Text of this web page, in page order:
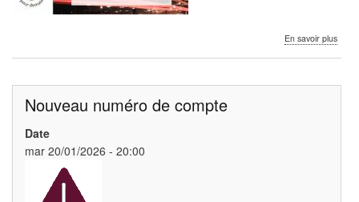
En savoir plussur
Nouveau numéro de compte
Date
mar 20/01/2026 - 20:00